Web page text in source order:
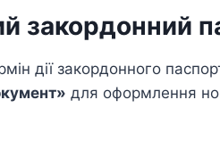
закордонний
дії закордонного
для оформлення